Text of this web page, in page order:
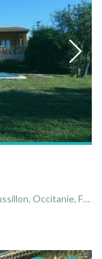
Occitanie, France